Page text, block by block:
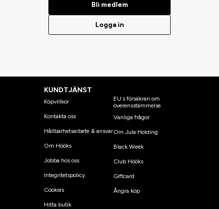
Bli medlem
Logga in
KUNDTJÄNST
Köpvillkor
Kontakta oss
Hållbarhetsarbete & ansvar
Om Hööks
Jobba hos oss
Integritetspolicy
Cookies
Hitta butik
EU:s försäkran om
överensstämmelse
Vanliga frågor
Om Jula Holding
Black Week
Club Hööks
Giftcard
Ångra köp